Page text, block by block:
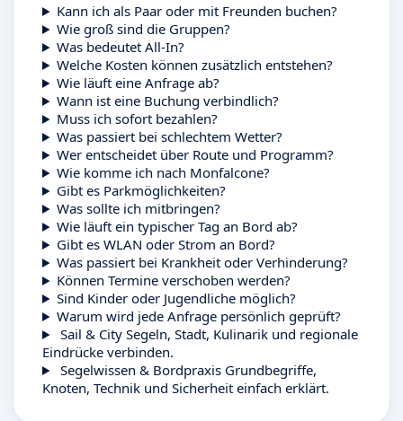
Kann ich als Paar oder mit Freunden buchen?
Wie groß sind die Gruppen?
Was bedeutet All-In?
Welche Kosten können zusätzlich entstehen?
Wie läuft eine Anfrage ab?
Wann ist eine Buchung verbindlich?
Muss ich sofort bezahlen?
Was passiert bei schlechtem Wetter?
Wer entscheidet über Route und Programm?
Wie komme ich nach Monfalcone?
Gibt es Parkmöglichkeiten?
Was sollte ich mitbringen?
Wie läuft ein typischer Tag an Bord ab?
Gibt es WLAN oder Strom an Bord?
Was passiert bei Krankheit oder Verhinderung?
Können Termine verschoben werden?
Sind Kinder oder Jugendliche möglich?
Warum wird jede Anfrage persönlich geprüft?
Sail & City Segeln, Stadt, Kulinarik und regionale
Eindrücke verbinden.
Segelwissen & Bordpraxis Grundbegriffe,
Knoten, Technik und Sicherheit einfach erklärt.